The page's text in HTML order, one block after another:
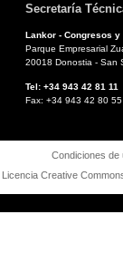
Secretaría
Lankor - Congresos y
Parque Empresarial
20018 Donostia - San
Tel: +34 943 42
Fax: +34 943 42
Condiciones de
Licencia Creative